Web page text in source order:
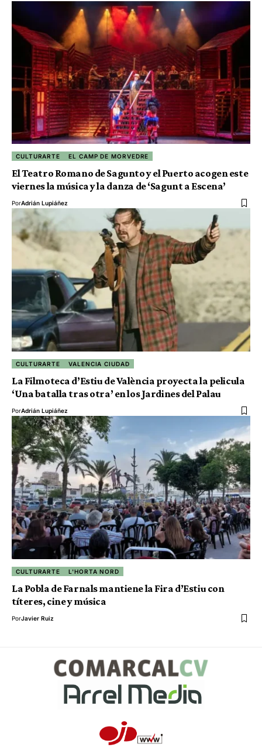
CULTURARTE EL CAMP DE MORVEDRE
El Teatro Romano de Sagunto y el Puerto acogen este
viernes la música y la danza de ‘Sagunt a Escena’
PorAdrián Lupiáñez
CULTURARTE VALENCIA CIUDAD
La Filmoteca d’Estiu de València proyecta la pelicula
‘Una batalla tras otra’ en los Jardines del Palau
PorAdrián Lupiáñez
CULTURARTE L'HORTA NORD
La Pobla de Farnals mantiene la Fira d’Estiu con
títeres, cine y música
PorJavier Ruiz